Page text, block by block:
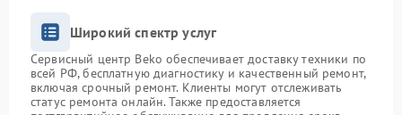
Широкий спектр услуг
Сервисный центр Beko обеспечивает доставку техники по
всей РФ, бесплатную диагностику и качественный ремонт,
включая срочный ремонт. Клиенты могут отслеживать
статус ремонта онлайн. Также предоставляется